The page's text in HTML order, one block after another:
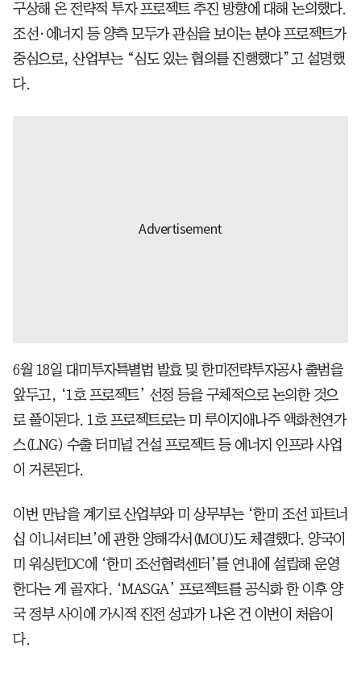
구상해 온 전략적 투자 프로젝트 추진 방향에 대해 논의했다.
조선·에너지 등 양측 모두가 관심을 보이는 분야 프로젝트가
중심으로, 산업부는 “심도 있는 협의를 진행했다”고 설명했
다.
6월 18일 대미투자특별법 발효 및 한미전략투자공사 출범을
앞두고, ‘1호 프로젝트’ 선정 등을 구체적으로 논의한 것으
로 풀이된다. 1호 프로젝트로는 미 루이지애나주 액화천연가
스(LNG) 수출 터미널 건설 프로젝트 등 에너지 인프라 사업
이 거론된다.
이번 만남을 계기로 산업부와 미 상무부는 ‘한미 조선 파트너
십 이니셔티브’에 관한 양해각서(MOU)도 체결했다. 양국이
미 워싱턴DC에 ‘한미 조선협력센터’를 연내에 설립해 운영
한다는 게 골자다. ‘MASGA’ 프로젝트를 공식화 한 이후 양
국 정부 사이에 가시적 진전 성과가 나온 건 이번이 처음이
다.